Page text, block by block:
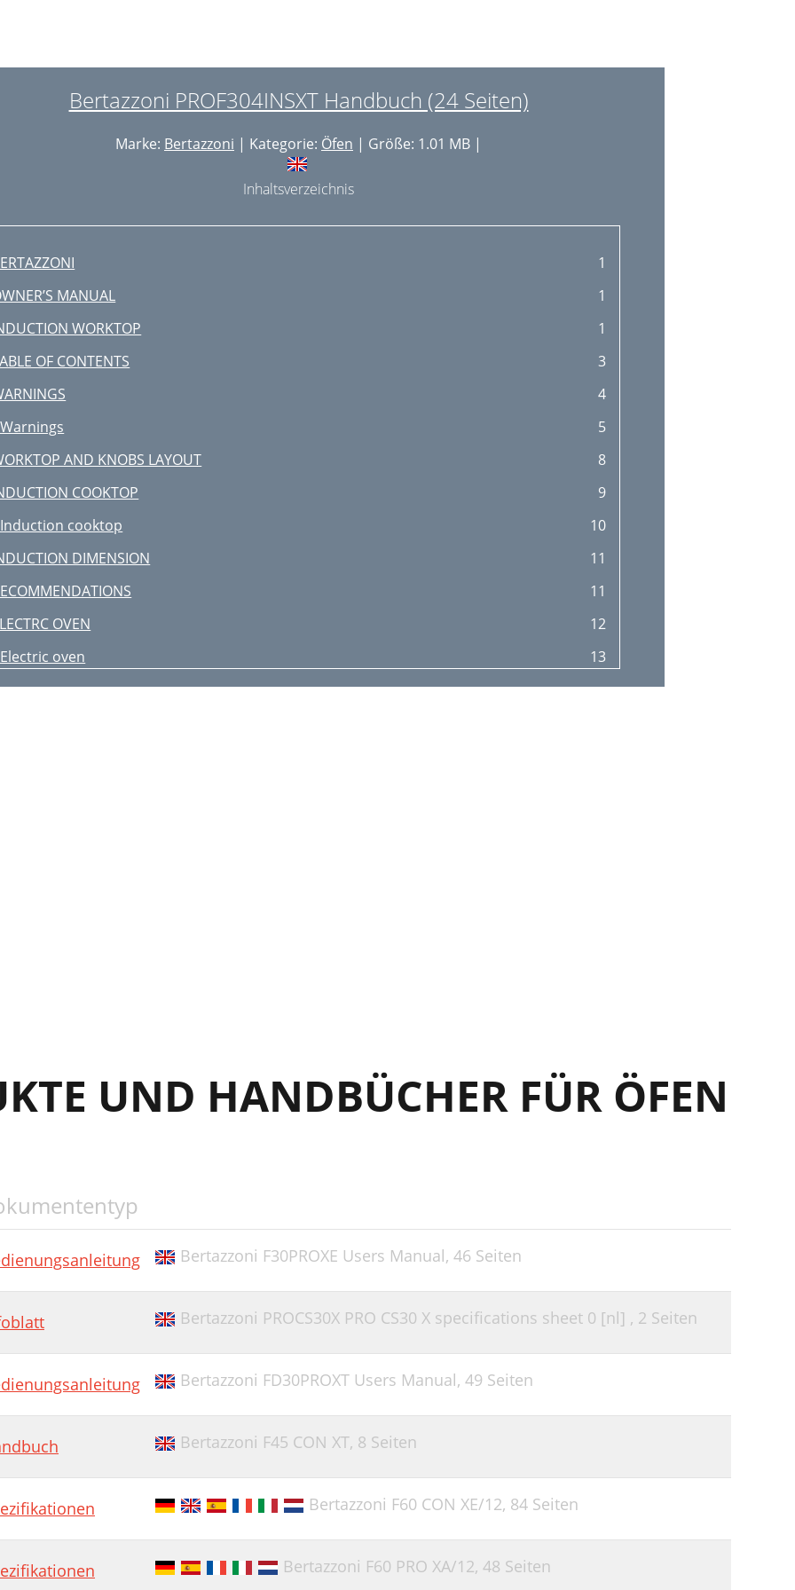
SUPPORTS ANTI-BASCULEMENT
CHAÎNE ANTI-BASCULEMENT
!
à la terre
DE DÉGAGEMENT
DE LA VENTILATION
L'INSTALLATION
SIGNALÉTIQUE
DES MATIÈRES
D'INSTALLATION
36
Bertazzoni PROF304INSXT Handbuch (24 Seiten)
Marke: Bertazzoni | Kategorie: Öfen | Größe: 1.01 MB |
Inhaltsverzeichnis
1
MANUAL
1
WORKTOP
1
OF CONTENTS
3
4
5
AND KNOBS LAYOUT
8
COOKTOP
9
cooktop
10
DIMENSION
11
11
OVEN
12
oven
13
CLEANING
17
UND HANDBÜCHER FÜR ÖFEN
Bertazzoni F30PROXE Users Manual, 46 Seiten
Bertazzoni PROCS30X PRO CS30 X specifications sheet 0 [nl] , 2 Seiten
Bertazzoni FD30PROXT Users Manual, 49 Seiten
Bertazzoni F45 CON XT, 8 Seiten
Bertazzoni F60 CON XE/12, 84 Seiten
Bertazzoni F60 PRO XA/12, 48 Seiten